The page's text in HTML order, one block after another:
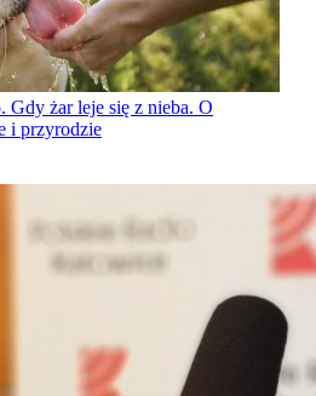
Gdy żar leje się z nieba. O
i przyrodzie